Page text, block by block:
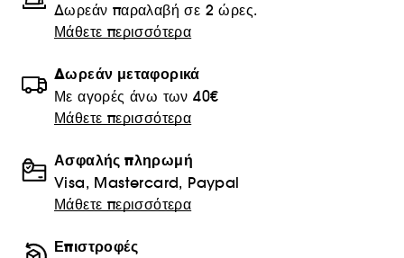
Δωρεάν παραλαβή σε 2 ώρες.
Μάθετε περισσότερα
Δωρεάν μεταφορικά
Με αγορές άνω των 40€
Μάθετε περισσότερα
Ασφαλής πληρωμή
Visa, Mastercard, Paypal
Μάθετε περισσότερα
Επιστροφές